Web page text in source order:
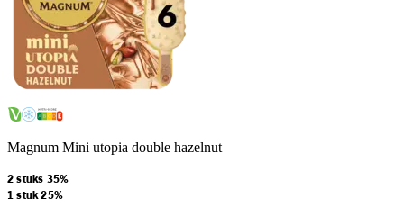
Magnum Mini utopia double hazelnut
2 stuks 35%
1 stuk 25%